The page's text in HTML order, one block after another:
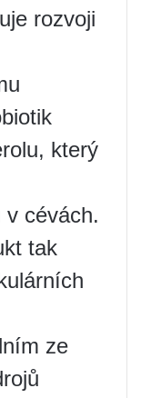
rozvoji
který
v cévách.
tak
ze